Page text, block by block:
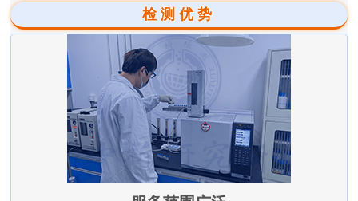
检测优势